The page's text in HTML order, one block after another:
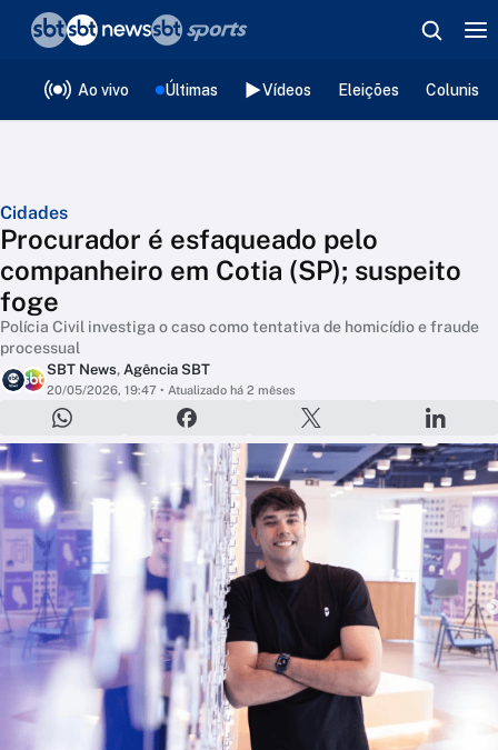
Ao vivo Últimas Vídeos Eleições
Cidades
Procurador é esfaqueado pelo
companheiro em Cotia (SP); suspeito
foge
Polícia Civil investiga o caso como tentativa de homicídio e fraude
processual
SBT News, Agência SBT
20/05/2026, 19:47 • Atualizado há 2 mêses
❮voltar
Editorias